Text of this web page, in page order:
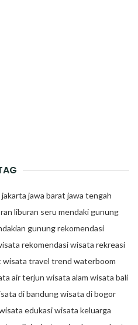
jakarta jawa barat jawa tengah
liburan seru mendaki gunung
gunungrekomendasi
rekomendasi wisata rekreasi
wisata travel trend waterboom
air terjun wisata alam wisata bali
di bandungwisata di bogor
edukasiwisata keluarga